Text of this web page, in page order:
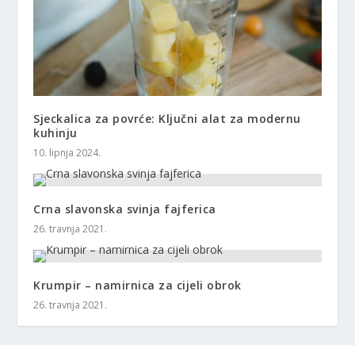
Sjeckalica za povrće: Ključni alat za modernu
kuhinju
10. lipnja 2024.
Crna slavonska svinja fajferica
26. travnja 2021.
Krumpir – namirnica za cijeli obrok
26. travnja 2021.